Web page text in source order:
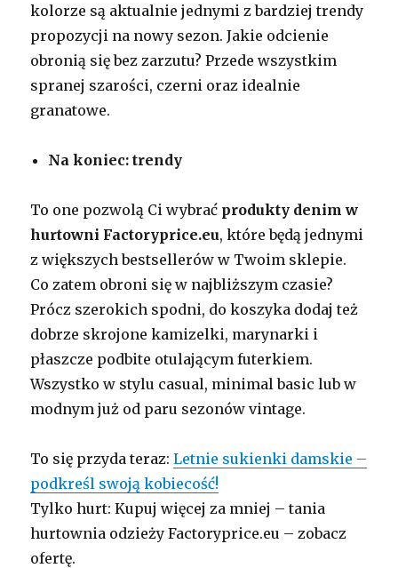
kolorze są aktualnie jednymi z bardziej trendy
propozycji na nowy sezon. Jakie odcienie
obronią się bez zarzutu? Przede wszystkim
spranej szarości, czerni oraz idealnie
granatowe.
Na koniec: trendy
To one pozwolą Ci wybrać produkty denim w
hurtowni Factoryprice.eu, które będą jednymi
z większych bestsellerów w Twoim sklepie.
Co zatem obroni się w najbliższym czasie?
Prócz szerokich spodni, do koszyka dodaj też
dobrze skrojone kamizelki, marynarki i
płaszcze podbite otulającym futerkiem.
Wszystko w stylu casual, minimal basic lub w
modnym już od paru sezonów vintage.
To się przyda teraz:Letnie sukienki damskie –
podkreśl swoją kobiecość!
Tylko hurt: Kupuj więcej za mniej – tania
hurtownia odzieży Factoryprice.eu – zobacz
ofertę.